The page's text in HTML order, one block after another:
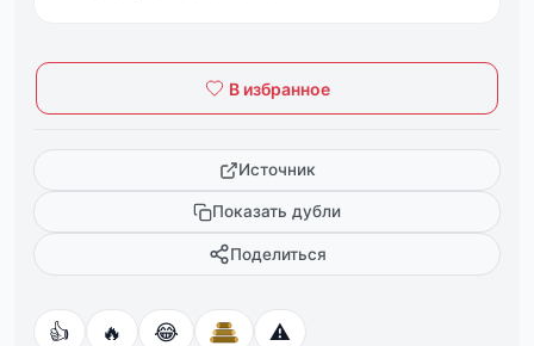
В избранное
Источник
Показать дубли
Поделиться
👍 🔥 😂 ⚠️